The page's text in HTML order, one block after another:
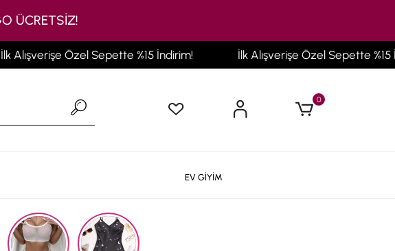
ÜCRETSİZ!
Sepette %15 İndirim! İlk Alışverişe Özel Sepette %15 İndirim!
0
EV GİYİM